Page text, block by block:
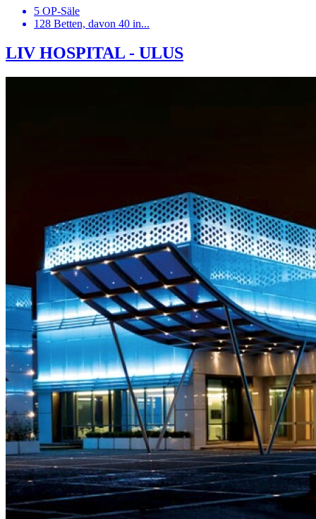
5 OP-Säle
128 Betten, davon 40 in...
LIV HOSPITAL - ULUS